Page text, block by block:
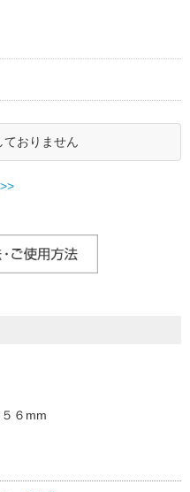
ておりません
６mm